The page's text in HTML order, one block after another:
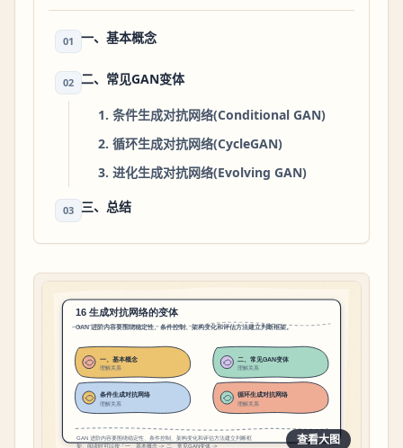
01 一、基本概念
02 二、常见GAN变体
1. 条件生成对抗网络(Conditional GAN)
2. 循环生成对抗网络(CycleGAN)
3. 进化生成对抗网络(Evolving GAN)
03 三、总结
查看大图